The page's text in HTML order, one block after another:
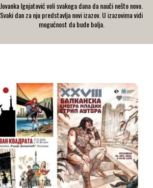
Jovanka Ignjatović voli svakoga dana da nauči nešto novo.
Svaki dan za nju predstavlja novi izazov. U izazovima vidi
mogućnost da bude bolja.